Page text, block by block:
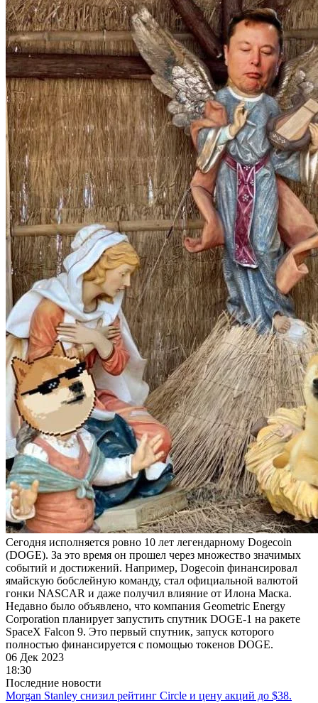
Сегодня исполняется ровно 10 лет легендарному Dogecoin
(DOGE). За это время он прошел через множество значимых
событий и достижений. Например, Dogecoin финансировал
ямайскую бобслейную команду, стал официальной валютой
гонки NASCAR и даже получил влияние от Илона Маска.
Недавно было объявлено, что компания Geometric Energy
Corporation планирует запустить спутник DOGE-1 на ракете
SpaceX Falcon 9. Это первый спутник, запуск которого
полностью финансируется с помощью токенов DOGE.
06 Дек 2023
18:30
Последние новости
Morgan Stanley снизил рейтинг Circle и цену акций до $38.